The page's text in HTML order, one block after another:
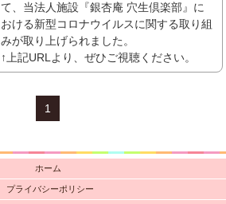
て、当法人施設『銀杏庵 穴生倶楽部』に
おける新型コロナウイルスに関する取り組
みが取り上げられました。
↑上記URLより、ぜひご視聴ください。
1
ホーム
プライバシーポリシー